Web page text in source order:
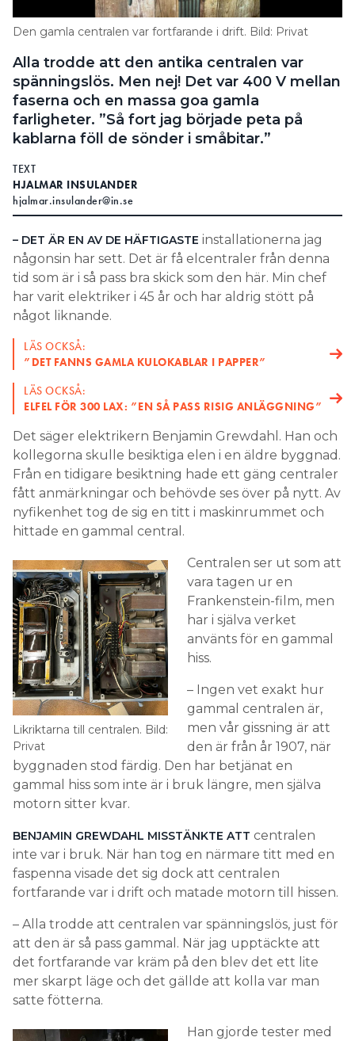
Search for:
Den gamla centralen var fortfarande i drift. Bild: Privat
Alla trodde att den antika centralen var
spänningslös. Men nej! Det var 400 V mellan
faserna och en massa goa gamla
farligheter. ”Så fort jag började peta på
kablarna föll de sönder i småbitar.”
TEXT
HJALMAR INSULANDER
hjalmar.insulander@in.se
– DET ÄR EN AV DE HÄFTIGASTE installationerna jag
någonsin har sett. Det är få elcentraler från denna
tid som är i så pass bra skick som den här. Min chef
har varit elektriker i 45 år och har aldrig stött på
något liknande.
LÄS OCKSÅ:
”DET FANNS GAMLA KULOKABLAR I PAPPER”
LÄS OCKSÅ:
ELFEL FÖR 300 LAX: ”EN SÅ PASS RISIG ANLÄGGNING”
Det säger elektrikern Benjamin Grewdahl. Han och
kollegorna skulle besiktiga elen i en äldre byggnad.
Från en tidigare besiktning hade ett gäng centraler
fått anmärkningar och behövde ses över på nytt. Av
nyfikenhet tog de sig en titt i maskinrummet och
hittade en gammal central.
Likriktarna till centralen. Bild:
Privat
Centralen ser ut som att
vara tagen ur en
Frankenstein-film, men
har i själva verket
använts för en gammal
hiss.
– Ingen vet exakt hur
gammal centralen är,
men vår gissning är att
den är från år 1907, när
byggnaden stod färdig. Den har betjänat en
gammal hiss som inte är i bruk längre, men själva
motorn sitter kvar.
BENJAMIN GREWDAHL MISSTÄNKTE ATT centralen
inte var i bruk. När han tog en närmare titt med en
faspenna visade det sig dock att centralen
fortfarande var i drift och matade motorn till hissen.
– Alla trodde att centralen var spänningslös, just för
att den är så pass gammal. När jag upptäckte att
det fortfarande var kräm på den blev det ett lite
mer skarpt läge och det gällde att kolla var man
satte fötterna.
Han gjorde tester med